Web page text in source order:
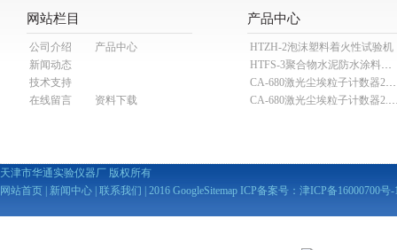
网站栏目
公司介绍
产品中心
新闻动态
技术支持
在线留言
资料下载
产品中心
HTZH-2泡沫塑料着火性试验机
HTFS-3聚合物水泥防水涂料分散机
CA-680激光尘埃粒子计数器28.3L
CA-680激光尘埃粒子
天津市华通实验仪器厂 版权所有
网站首页
新闻中心 联系我们 | 2016 GoogleSitemap ICP备案号： 津ICP备16000700号-